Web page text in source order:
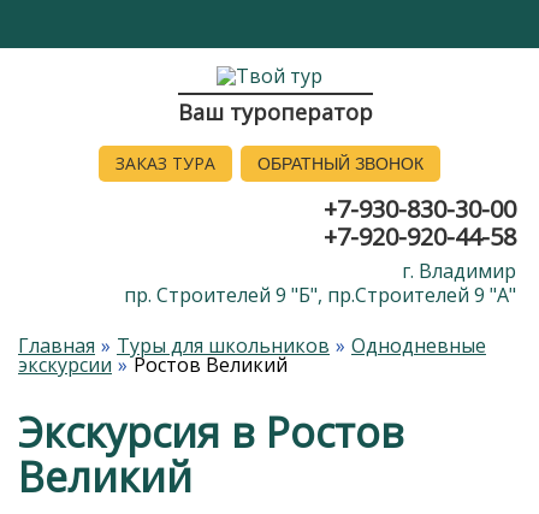
Ваш туроператор
ЗАКАЗ ТУРА ОБРАТНЫЙ ЗВОНОК
+7-930-830-30-00
+7-920-920-44-58
г. Владимир
пр. Строителей 9 "Б", пр.Строителей 9 "А"
Главная
Туры для школьников Однодневные
экскурсии Ростов Великий
Экскурсия в Ростов
Великий